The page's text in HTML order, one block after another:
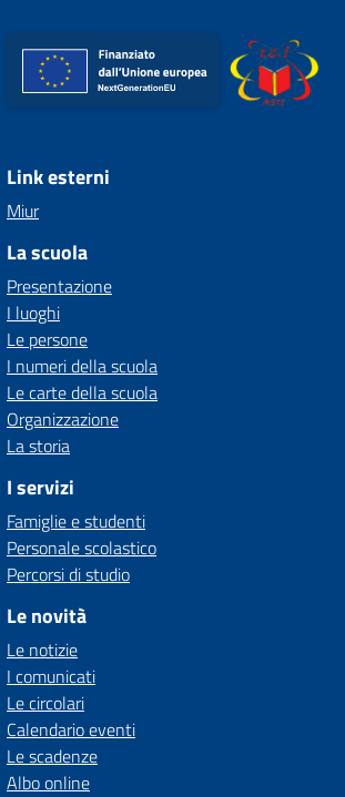
Link esterni
Miur
La scuola
Presentazione
I luoghi
Le persone
I numeri della scuola
Le carte della scuola
Organizzazione
La storia
I servizi
Famiglie e studenti
Personale scolastico
Percorsi di studio
Le novità
Le notizie
I comunicati
Le circolari
Calendario eventi
Le scadenze
Albo online